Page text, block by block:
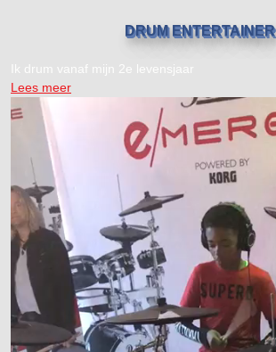
DRUM ENTERTAINER
Ik drum vanaf mijn 2e levensjaar
Lees meer
Videospeler